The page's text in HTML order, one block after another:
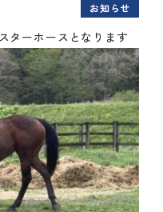
お知らせ
ターホースとなります